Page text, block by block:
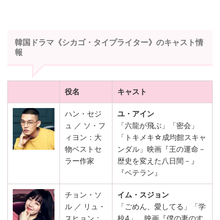
韓国ドラマ《シカゴ・タイプライター》のキャスト情
報
役名 キャスト
ハン・セジ
ュ ／ ソ・フ
ィヨン：大
物ベストセ
ラー作家
ユ・アイン
「六龍が飛ぶ」「密会」
「トキメキ☆成均館スキャ
ンダル」映画『王の運命－
歴史を変えた八日間－』
『ベテラン』
チョン・ソ
ル ／ リュ・
イム・スジョン
「ごめん、愛してる」「学